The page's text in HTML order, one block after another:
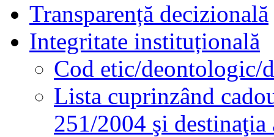
Transparență decizională
Integritate instituțională
Cod etic/deontologic/
Lista cuprinzând
251/2004 şi destinaţia